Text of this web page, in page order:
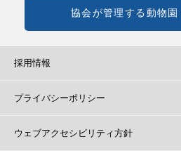
協会が管理する動物
採用情報
プライバシーポリシー
ウェブアクセシビリティ方針